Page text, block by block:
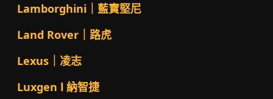
Lamborghini｜藍寶堅尼
Land Rover｜路虎
Lexus｜凌志
Luxgen l 納智捷